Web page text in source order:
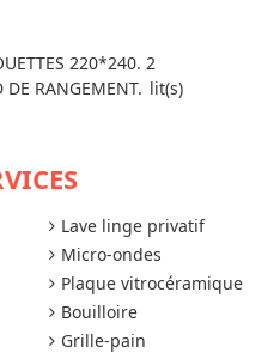
220*240. 2
DE RANGEMENT. lit(s)
Lave linge privatif
Micro-ondes
Plaque vitrocéramique
Bouilloire
Grille-pain